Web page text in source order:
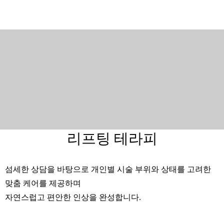
리프팅 테라피
섬세한 상담을 바탕으로 개인별 시술 부위와 상태를 고려한
맞춤 케어를 제공하며
자연스럽고 편안한 인상을 완성합니다.